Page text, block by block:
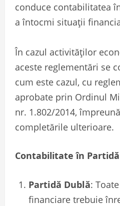
conduce contabilitatea
a întocmi situații
În cazul activităților
aceste reglementări se
cum este cazul, cu
aprobate prin Ordinul
nr. 1.802/2014,
completările ulterioare.
Contabilitate în
Partidă Dublă:
financiare trebuie